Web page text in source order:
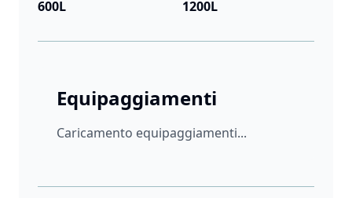
600L
1200L
Equipaggiamenti
Caricamento equipaggiamenti...